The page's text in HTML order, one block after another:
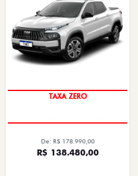
TAXA ZERO
De: R$ 178.990,00
R$ 138.480,00